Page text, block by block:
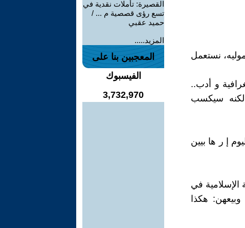
نستعمل
و أدب..
لكنه سيكسب
كان من يسمون اليوم إ ر ها بيين
الإسلامية في
وبيعهن: هكذا
القصيرة: تأملات نقدية في
تسع رؤى قصصية م ... /
حميد عقبي
المزيد.....
المعجبين بنا على
الفيسبوك
3,732,970